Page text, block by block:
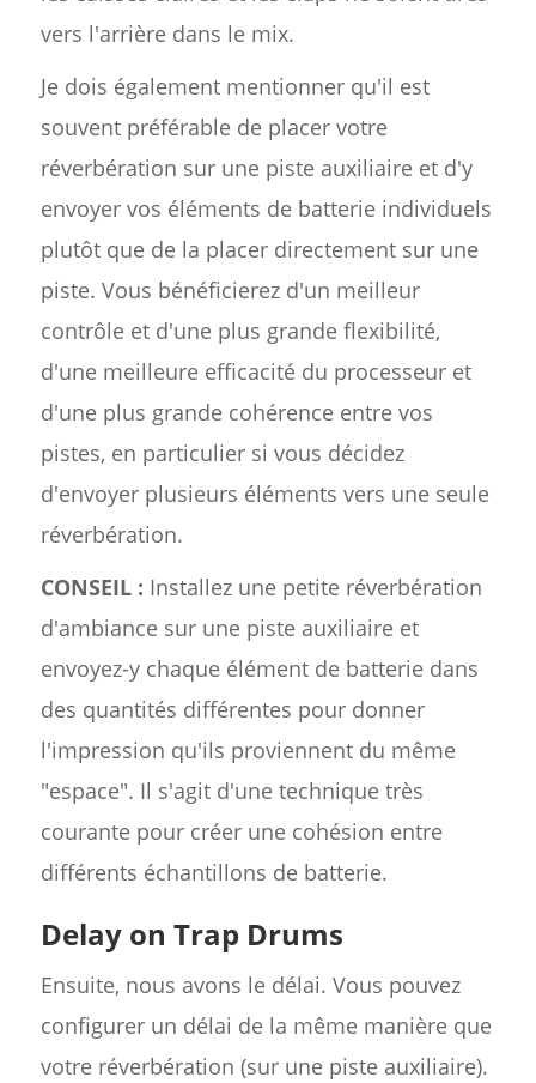
vers l'arrière dans le mix.
Je dois également mentionner qu'il est
souvent préférable de placer votre
réverbération sur une piste auxiliaire et d'y
envoyer vos éléments de batterie individuels
plutôt que de la placer directement sur une
piste. Vous bénéficierez d'un meilleur
contrôle et d'une plus grande flexibilité,
d'une meilleure efficacité du processeur et
d'une plus grande cohérence entre vos
pistes, en particulier si vous décidez
d'envoyer plusieurs éléments vers une seule
réverbération.
CONSEIL : Installez une petite réverbération
d'ambiance sur une piste auxiliaire et
envoyez-y chaque élément de batterie dans
des quantités différentes pour donner
l'impression qu'ils proviennent du même
"espace". Il s'agit d'une technique très
courante pour créer une cohésion entre
différents échantillons de batterie.
Delay on Trap Drums
Ensuite, nous avons le délai. Vous pouvez
configurer un délai de la même manière que
votre réverbération (sur une piste auxiliaire).